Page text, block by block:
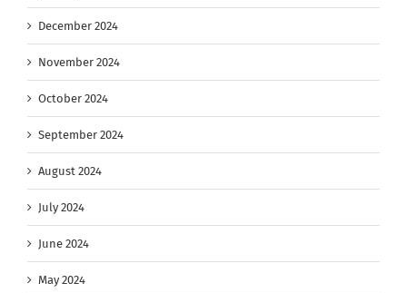
December 2024
November 2024
October 2024
September 2024
August 2024
July 2024
June 2024
May 2024